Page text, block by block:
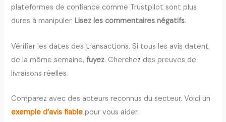
plateformes de confiance comme Trustpilot sont plus
dures à manipuler.Lisez les commentaires négatifs.
Vérifier les dates des transactions. Si tous les avis datent
de la même semaine,fuyez. Cherchez des preuves de
livraisons réelles.
Comparez avec des acteurs reconnus du secteur. Voici un
exemple d’avis fiable pour vous aider.